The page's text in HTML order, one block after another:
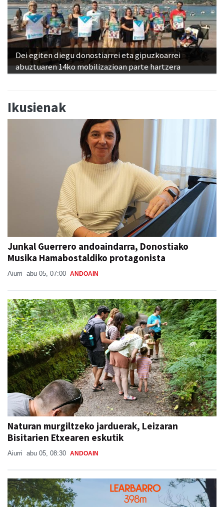
Dei egiten diegu donostiarrei eta gipuzkoarrei
abuztuaren 14ko mobilizazioan parte hartzera
Ikusienak
Junkal Guerrero andoaindarra, Donostiako
Musika Hamabostaldiko protagonista
Aiurri abu 05, 07:00 ANDOAIN
Naturan murgiltzeko jarduerak, Leizaran
Bisitarien Etxearen eskutik
Aiurri abu 05, 08:30 ANDOAIN